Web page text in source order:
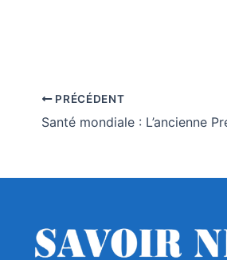
PRÉCÉDENT